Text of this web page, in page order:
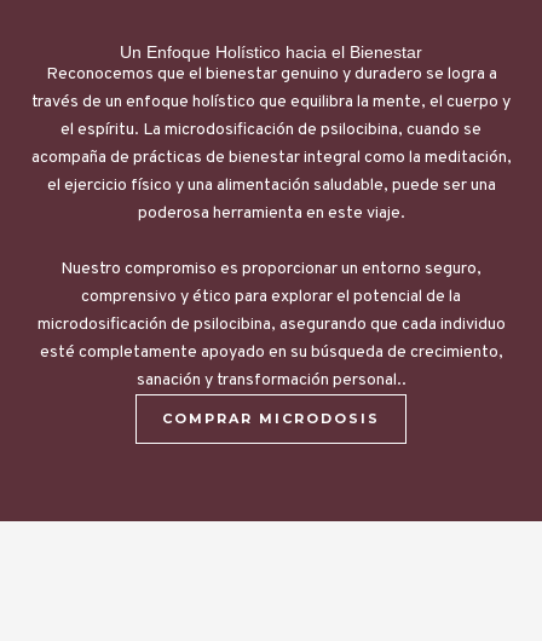
Un Enfoque Holístico hacia el Bienestar
Reconocemos que el bienestar genuino y duradero se logra a
través de un enfoque holístico que equilibra la mente, el cuerpo y
el espíritu. La microdosificación de psilocibina, cuando se
acompaña de prácticas de bienestar integral como la meditación,
el ejercicio físico y una alimentación saludable, puede ser una
poderosa herramienta en este viaje.
Nuestro compromiso es proporcionar un entorno seguro,
comprensivo y ético para explorar el potencial de la
microdosificación de psilocibina, asegurando que cada individuo
esté completamente apoyado en su búsqueda de crecimiento,
sanación y transformación personal..
COMPRAR MICRODOSIS